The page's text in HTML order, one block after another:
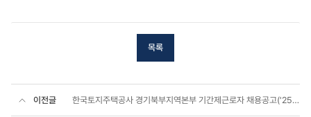
목록
이전글 한국토지주택공사 경기북부지역본부 기간제근로자 채용공고('25년 5월)